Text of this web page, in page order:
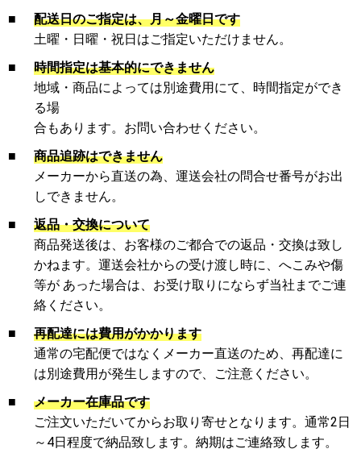
■
配送日のご指定は、月～金曜日です
土曜・日曜・祝日はご指定いただけません。
■
時間指定は基本的にできません
地域・商品によっては別途費用にて、時間指定ができ
る場
合もあります。お問い合わせください。
■
商品追跡はできません
メーカーから直送の為、運送会社の問合せ番号がお出
しできません。
■
返品・交換について
商品発送後は、お客様のご都合での返品・交換は致し
かねます。運送会社からの受け渡し時に、へこみや傷
等が あった場合は、お受け取りにならず当社までご連
絡ください。
■
再配達には費用がかかります
通常の宅配便ではなくメーカー直送のため、再配達に
は別途費用が発生しますので、ご注意ください。
■
メーカー在庫品です
ご注文いただいてからお取り寄せとなります。通常2日
～4日程度で納品致します。納期はご連絡致します。